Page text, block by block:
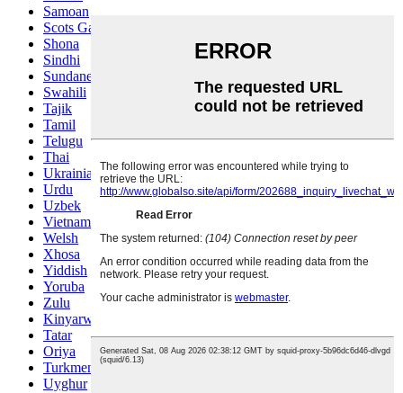
Samoan
Scots Gaelic
Shona
Sindhi
Sundanese
Swahili
Tajik
Tamil
Telugu
Thai
Ukrainian
Urdu
Uzbek
Vietnamese
Welsh
Xhosa
Yiddish
Yoruba
Zulu
Kinyarwanda
Tatar
Oriya
Turkmen
Uyghur